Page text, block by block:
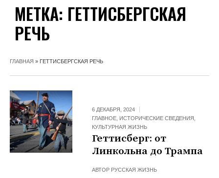
МЕТКА: ГЕТТИСБЕРГСКАЯ
РЕЧЬ
ГЛАВНАЯ » ГЕТТИСБЕРГСКАЯ РЕЧЬ
6 ДЕКАБРЯ, 2024
ГЛАВНОЕ ИСТОРИЧЕСКИЕ СВЕДЕНИЯ
КУЛЬТУРНАЯ ЖИЗНЬ
Геттисберг: от
Линкольна до Трампа
АВТОР РУССКАЯ ЖИЗНЬ